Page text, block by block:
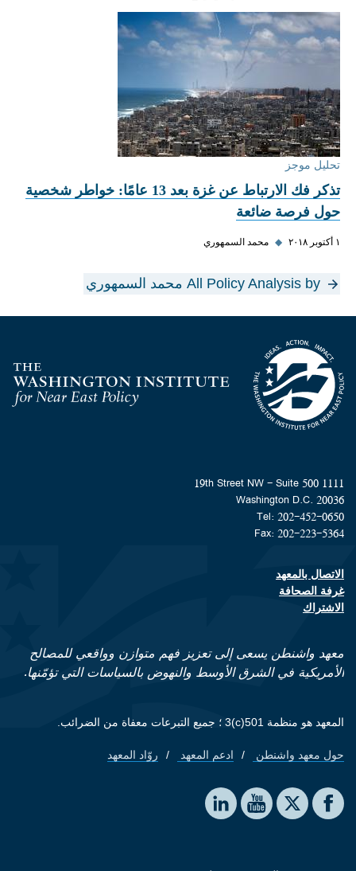
تحليل موجز
تذكر فك الارتباط عن غزة بعد 13 عامًا: خواطر شخصية
حول فرصة ضائعة
١ أكتوبر ٢٠١٨ ◆ محمد السمهوري
All Policy Analysis by محمد السمهوري
Homepage
1111 19th Street NW - Suite 500
Washington D.C. 20036
Tel: 202-452-0650
Fax: 202-223-5364
Footer contact links
الاتصال بالمعهد
غرفة الصحافة
الاشتراك
معهد واشنطن يسعى إلى تعزيز فهم متوازن وواقعي للمصالح
الأمريكية في الشرق الأوسط والنهوض بالسياسات التي تؤمّنها.
المعهد هو منظمة 501(c)3 ؛ جميع التبرعات معفاة من الضرائب.
Footer quick links
حول معهد واشنطن ادعم المعهد روّاد المعهد
Social media
The Washington Institute on Facebook
The Washington Institute on X
The Washington Institute on YouTube
The Washington Institute on LinkedIn